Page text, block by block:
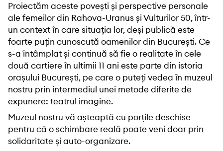
Proiectăm aceste povești și perspective personale
ale femeilor din Rahova-Uranus și Vulturilor 50, într-
un context în care situația lor, deși publică este
foarte puțin cunoscută oamenilor din București. Ce
s-a întâmplat și continuă să fie o realitate în cele
două cartiere în ultimii 11 ani este parte din istoria
orașului București, pe care o puteți vedea în muzeul
nostru prin intermediul unei metode diferite de
expunere: teatrul imagine.
Muzeul nostru vă așteaptă cu porțile deschise
pentru că o schimbare reală poate veni doar prin
solidaritate și auto-organizare.